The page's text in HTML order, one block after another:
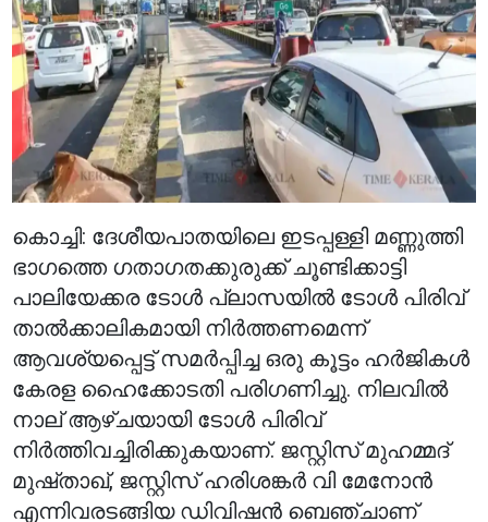
കൊച്ചി: ദേശീയപാതയിലെ ഇടപ്പള്ളി മണ്ണുത്തി
ഭാഗത്തെ ഗതാഗതക്കുരുക്ക് ചൂണ്ടിക്കാട്ടി
പാലിയേക്കര ടോൾ പ്ലാസയിൽ ടോൾ പിരിവ്
താൽക്കാലികമായി നിർത്തണമെന്ന്
ആവശ്യപ്പെട്ട് സമർപ്പിച്ച ഒരു കൂട്ടം ഹർജികൾ
കേരള ഹൈക്കോടതി പരിഗണിച്ചു. നിലവിൽ
നാല് ആഴ്ചയായി ടോൾ പിരിവ്
നിർത്തിവച്ചിരിക്കുകയാണ്. ജസ്റ്റിസ് മുഹമ്മദ്
മുഷ്താഖ്, ജസ്റ്റിസ് ഹരിശങ്കർ വി മേനോൻ
എന്നിവരടങ്ങിയ ഡിവിഷൻ ബെഞ്ചാണ്